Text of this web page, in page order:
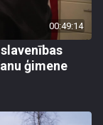
00:49:14
ģimene